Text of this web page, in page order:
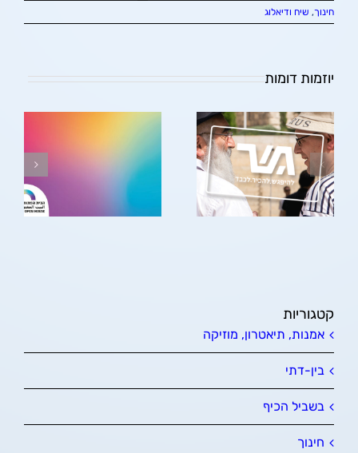
חינוך, שיח ודיאלוג
יוזמות דומות
גשר | gesher
קטגוריות
אמנות, תיאטרון, מוזיקה
בין-דתי
בשביל הכיף
חינוך